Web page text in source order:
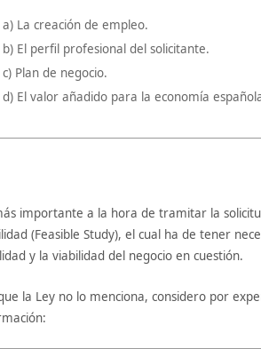
a) La creación de empleo.
b) El perfil profesional del solicitante.
c) Plan de negocio.
d) El valor añadido para la economía
importante a la hora de tramitar la
(Feasible Study), el cual ha de tener
y la viabilidad del negocio en cuestión.
la Ley no lo menciona, considero por